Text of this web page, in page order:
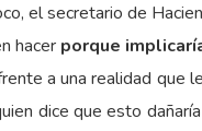
el secretario de
hacer porque
a una realidad que
dice que esto